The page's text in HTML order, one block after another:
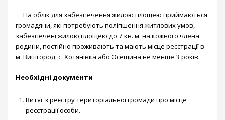
На облік для забезпечення жилою площею приймаються
громадяни, які потребують поліпшення житлових умов,
забезпечені жилою площею до 7 кв. м. на кожного члена
родини, постійно проживають та мають місце реєстрації в
м. Вишгород, с. Хотянівка або Осещина не менше 3 років.
Необхідні документи
Витяг з реєстру територіальної громади про місце
реєстрації особи.